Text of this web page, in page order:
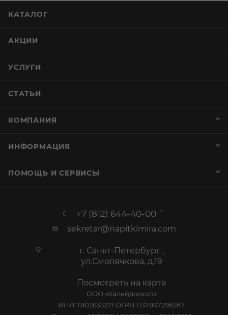
КАТАЛОГ
АКЦИИ
УСЛУГИ
СТАТЬИ
КОМПАНИЯ
ИНФОРМАЦИЯ
ПОМОЩЬ И СЕРВИСЫ
+7 (812) 644-40-00
sekretar@napitkimira.com
г. Санкт-Петербург ,
ул.Смолячкова, д.19
Посмотреть на карте
ООО «Калейдоскоп»
ИНН 7802833271 ОГРН 1137847296267